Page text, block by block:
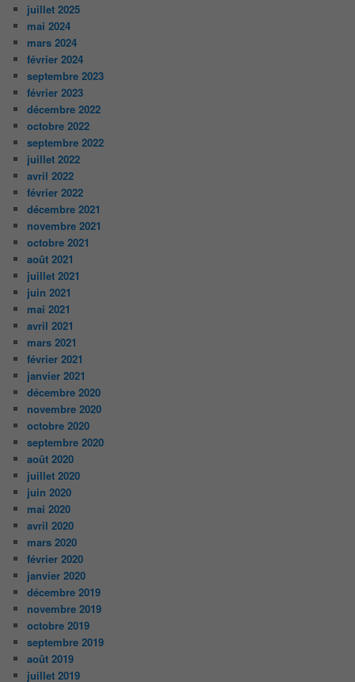
juillet 2025
mai 2024
mars 2024
février 2024
septembre 2023
février 2023
décembre 2022
octobre 2022
septembre 2022
juillet 2022
avril 2022
février 2022
décembre 2021
novembre 2021
octobre 2021
août 2021
juillet 2021
juin 2021
mai 2021
avril 2021
mars 2021
février 2021
janvier 2021
décembre 2020
novembre 2020
octobre 2020
septembre 2020
août 2020
juillet 2020
juin 2020
mai 2020
avril 2020
mars 2020
février 2020
janvier 2020
décembre 2019
novembre 2019
octobre 2019
septembre 2019
août 2019
juillet 2019